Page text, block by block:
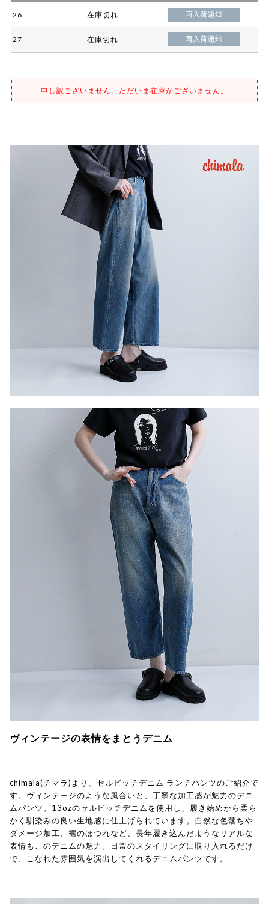
26 在庫切れ
27 在庫切れ
申し訳ございません。ただいま在庫がございません。
ヴィンテージの表情をまとうデニム
chimala(チマラ)より、セルビッチデニム ランチパンツのご紹介で
す。ヴィンテージのような風合いと、丁寧な加工感が魅力のデニ
ムパンツ。13ozのセルビッチデニムを使用し、履き始めから柔ら
かく馴染みの良い生地感に仕上げられています。自然な色落ちや
ダメージ加工、裾のほつれなど、長年履き込んだようなリアルな
表情もこのデニムの魅力。日常のスタイリングに取り入れるだけ
で、こなれた雰囲気を演出してくれるデニムパンツです。